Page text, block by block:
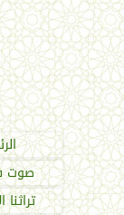
صوت